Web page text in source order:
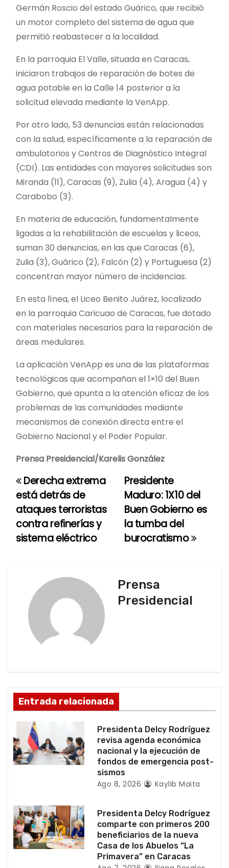
Germán Roscio del estado Guárico, que recibió
un motor completo del sistema de agua que
permitió reabastecer a la localidad.
En la parroquia El Valle, situada en Caracas,
iniciaron trabajos de reparación de botes de
agua potable en la Calle 14 posterior a la
solicitud elevada mediante la VenApp.
Por otro lado, 53 denuncias están relacionadas
con la salud, específicamente a la reparación de
ambulatorios y Centros de Diagnóstico Integral
(CDI). Las entidades con mayores solicitudes son
Miranda (11), Caracas (9), Zulia (4), Aragua (4) y
Carabobo (3).
En materia de educación, fundamentalmente
ligadas a la rehabilitación de escuelas y liceos,
suman 30 denuncias, en las que Caracas (6),
Zulia (3), Guárico (2), Falcón (2) y Portuguesa (2)
concentran mayor número de incidencias.
En esta línea, el Liceo Benito Juárez, localizado
en la parroquia Caricuao de Caracas, fue dotado
con materiales necesarios para la reparación de
áreas medulares.
La aplicación VenApp es una de las plataformas
tecnológicas que acompañan el 1×10 del Buen
Gobierno, que apunta a la atención eficaz de los
problemas de las comunidades mediante
mecanismos de conexión directa entre el
Gobierno Nacional y el Poder Popular.
Prensa Presidencial/Karelis González
N
a
v
d
e
e
n
r
a
d
Presidente
Maduro: 1X10 del
Buen Gobierno es
la tumba del
burocratismo
Derecha extrema
está detrás de
ataques terroristas
contra refinerías y
sistema eléctrico
Prensa
Presidencial
Entrada relacionada
Presidenta Delcy Rodríguez
revisa agenda económica
nacional y la ejecución de
fondos de emergencia post-
sismos
Ago 8, 2026 Kaylib Maita
Presidenta Delcy Rodríguez
comparte con primeros 200
beneficiarios de la nueva
Casa de los Abuelos “La
Primavera” en Caracas